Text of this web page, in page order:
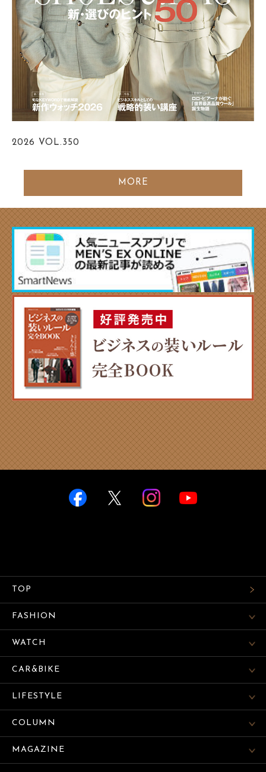
2026 VOL.350
MORE
TOP
FASHION
WATCH
CAR&BIKE
LIFESTYLE
COLUMN
MAGAZINE